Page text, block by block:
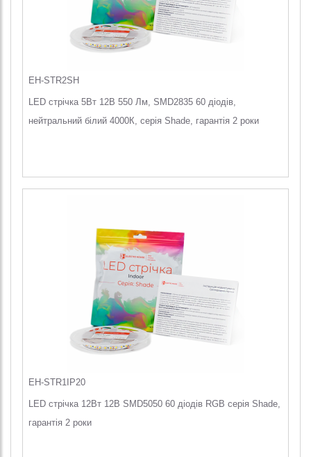
EH-STR2SH
LED стрічка 5Вт 12В 550 Лм, SMD2835 60 діодів,
нейтральний білий 4000К, серія Shade, гарантія 2 роки
EH-STR1IP20
LED стрічка 12Вт 12В SMD5050 60 діодів RGB серія Shade,
гарантія 2 роки